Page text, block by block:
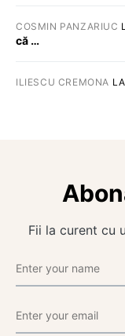
COSMIN PANZARIUC
că …
ILIESCU CREMONA LA
Fii la curent cu